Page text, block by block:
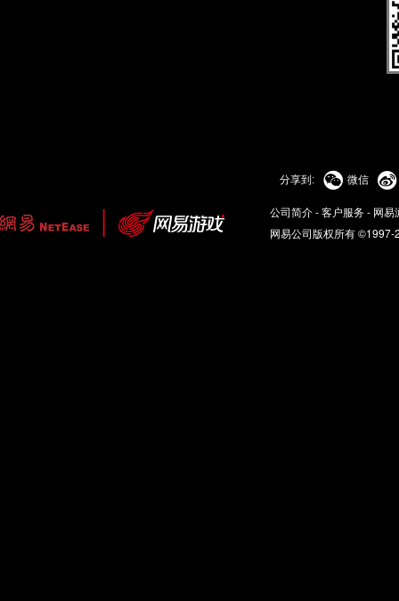
分享到:  微信 
公司简介-客户服务- 网易
网易公司版权所有